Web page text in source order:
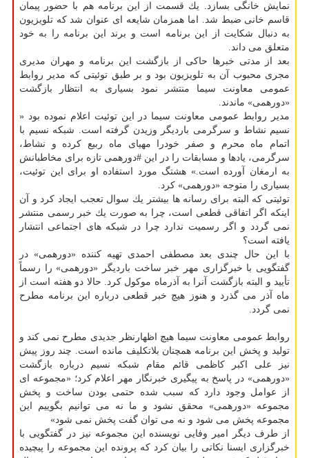
نمایش خانگی بسازد. یك قسمت از این برنامه هم با حضور پیمان
قاسم خانی ضبط شد. اما همزمان شایعه ای عنوان شد كه تلویزیون
به دنبال شكایت از این برنامه است و برند این برنامه را به خود
متعلق می داند.
بعد از مدتی خبرها حاكی از بازگشت این برنامه و مهران مدیری
مجری محبوب آن به تلویزیون بود و بر طبق توئیتی كه مدیر روابط
عمومی معاونت سیما منتشر نمود بسیاری به انتظار بازگشت
«دورهمی» ماندند.
مدیر روابط عمومی معاونت سیما در این توئیت اعلام نموده بود «
نسیم نشاط و سرگرمی باردیگر وزیدن گرفته است. شبكه نسیم با
اتمام ماه محرم و صفر خودرا مهیای ماه ربیع كرده و نشاط،
سرگرمی، یادها و مسابقات را در این #دورهمی تازه برای مخاطبانش
به ارمغان آورده است.» هشتگ مورد استفاده او برای این توئیت،
بسیاری را متوجه «دورهمی» كرد.
توئیتی كه البته برای رسانه ها بیشتر یك سوال تعجب ایجاد كرد و آن
اینكه اگر اتفاقی قطعی است، چرا به صورت یك خبر رسمی منتشر
نمی گردد و اگر رسمیت ندارد چرا در شبكه های اجتماعی انتشار
یافته است؟
با این حال چندی بعد مصطفی احمدی تهیه كننده «دورهمی» در
گفتگویی با خبرگزاری مهر خبر ساخت باردیگر «دورهمی» را رسماً
تأیید و البته بازگشت آنرا به آذرماه موكول كرد. حالا دو هفته است از
ماه آذر می گذرد و هنوز هیچ خبر قطعی درباره این برنامه مطرح
نمی گردد.
روابط عمومی معاونت سیما هیچ اظهارنظر جدیدی مطرح نمی كند و
تولید و پخش این برنامه همچنان بلاتكلیف مانده است. چند روز پیش
نیز علی اكبر كاظمی قائم مقام شبكه نسیم درباره بازگشت
«دورهمی» در پاسخ به پیگیری خبرنگار مهر اعلام كرد؛ «مجموعه ای
از عوامل وجود دارد كه سبب شده حتمی بودن ساخت و پخش
مجموعه «دورهمی» محقق نشود و ما نه می توانیم بگوییم این
مجموعه پخش می شود و نه می توان گفت پخش نمی شود»
از طرف دیگر امیر وفایی نویسنده این مجموعه نیز در گفتگویی با
خبرگزاری ایسنا نكاتی را بیان كرد كه پرونده این مجموعه را پیچیده